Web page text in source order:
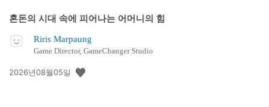
혼돈의 시대 속에 피어나는 어머니의 힘
Riris Marpaung
Game Director, GameChanger Studio
공
2026년08월05일